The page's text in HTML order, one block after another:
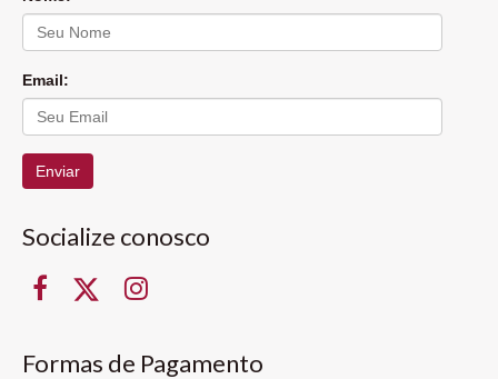
Email:
Enviar
Socialize conosco
Formas de Pagamento